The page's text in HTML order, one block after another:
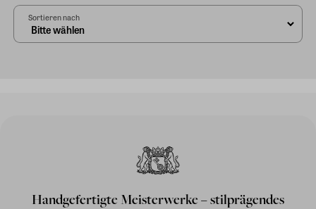
Sortieren nach
Handgefertigte Meisterwerke – stilprägendes